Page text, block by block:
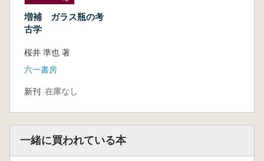
第1節 ガラス瓶の歴史
第2節 ガラス瓶の原料と製造技術
第3章 ガラス瓶調査の方法
第1節 文献等の調査
第4章 ガラス瓶の種類と出土資料
第1節 ガラス瓶の分類
第2節 ガラス瓶の種類とその特徴
第3節 ガラス瓶の変遷
増補 ガラス瓶の考
古学
桜井 準也 著
六一書房
新刊 在庫なし
一緒に買われている本